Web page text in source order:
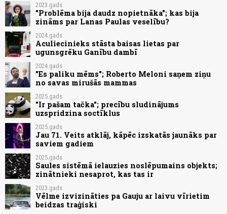
2023.gads
"Problēma bija daudz nopietnāka"; kas bija
zināms par Lanas Paulas veselību?
2024.gads
Aculiecinieks stāsta baisas lietas par
ugunsgrēku Ganību dambī
2024.gads
"Es paliku mēms"; Roberto Meloni saņem ziņu
no savas mirušās mammas
2025.gads
"Ir pašam tačka"; precību sludinājums
uzspridzina soctīklus
2025.gads
Jau 71. Veits atklāj, kāpēc izskatās jaunāks par
saviem gadiem
2025.gads
Saules sistēmā ielauzies noslēpumains objekts;
zinātnieki nesaprot, kas tas ir
2023.gads
Vēlme izvizināties pa Gauju ar laivu vīrietim
beidzas traģiski